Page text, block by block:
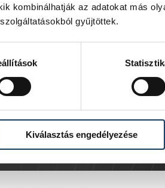
kombinálhatják az adatokat más
gyűjtöttek.
Kiválasztás engedélyezése